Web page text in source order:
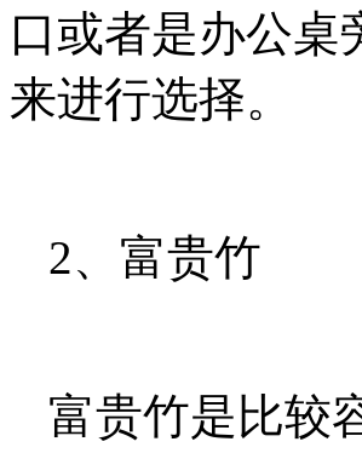
口或者是办公桌
来进行选择。
2、富贵竹
富贵竹是比较